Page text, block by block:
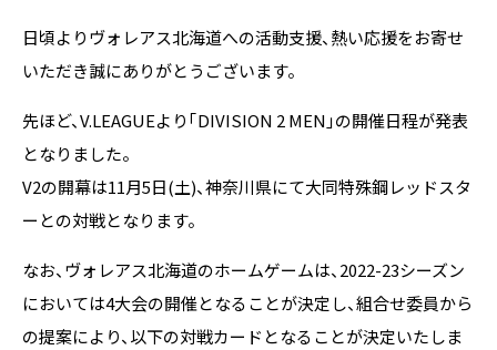
日頃よりヴォレアス北海道への活動支援、熱い応援をお寄せ
いただき誠にありがとうございます。
先ほど、V.LEAGUEより「DIVISION 2 MEN」の開催日程が発表
となりました。
V2の開幕は11月5日(土)、神奈川県にて大同特殊鋼レッドスタ
ーとの対戦となります。
なお、ヴォレアス北海道のホームゲームは、2022-23シーズン
においては4大会の開催となることが決定し、組合せ委員から
の提案により、以下の対戦カードとなることが決定いたしま